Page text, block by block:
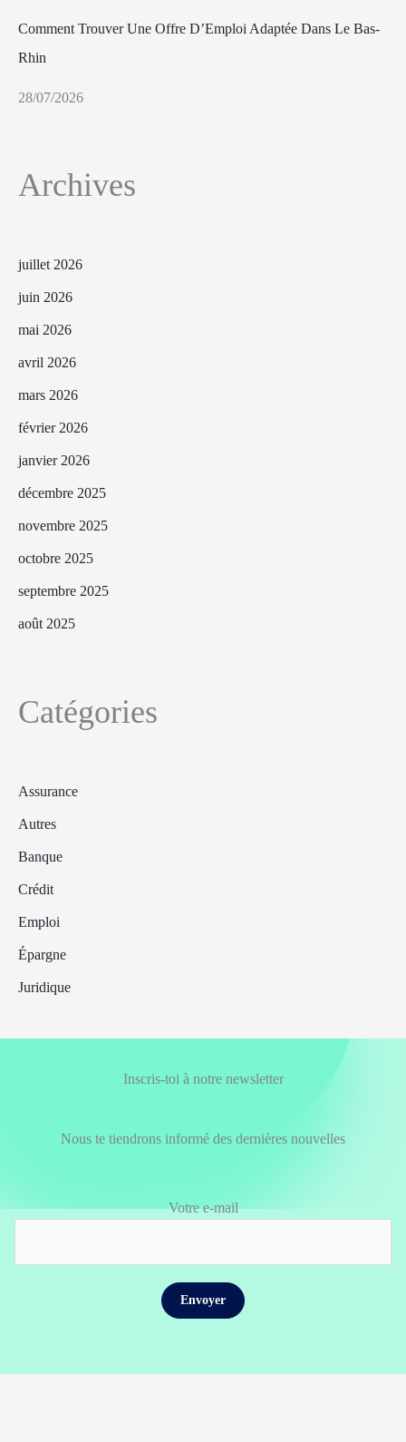
Comment Trouver Une Offre D’Emploi Adaptée Dans Le Bas-
Rhin
28/07/2026
Archives
juillet 2026
juin 2026
mai 2026
avril 2026
mars 2026
février 2026
janvier 2026
décembre 2025
novembre 2025
octobre 2025
septembre 2025
août 2025
Catégories
Assurance
Autres
Banque
Crédit
Emploi
Épargne
Juridique
Inscris-toi à notre newsletter
Nous te tiendrons informé des dernières nouvelles
Votre e-mail